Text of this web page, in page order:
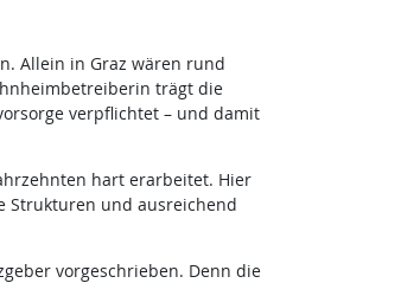
Allein in Graz wären rund
trägt die
verpflichtet – und damit
hart erarbeitet. Hier
Strukturen und ausreichend
vorgeschrieben. Denn die